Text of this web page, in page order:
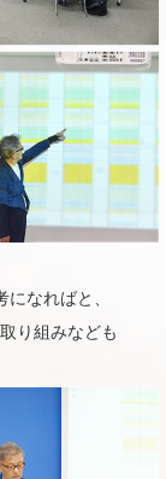
なればと、
り組みなども